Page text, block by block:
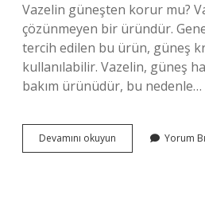
Vazelin güneşten korur mu?
çözünmeyen bir üründür.
tercih edilen bu ürün, güneş
kullanılabilir. Vazelin, güneş
bakım ürünüdür, bu nedenle…
Devamını okuyun
Güneşte
Yorum